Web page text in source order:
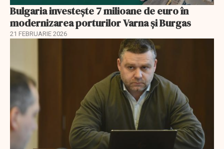
Bulgaria investește 7 milioane de euro în
modernizarea porturilor Varna și Burgas
21 FEBRUARIE 2026